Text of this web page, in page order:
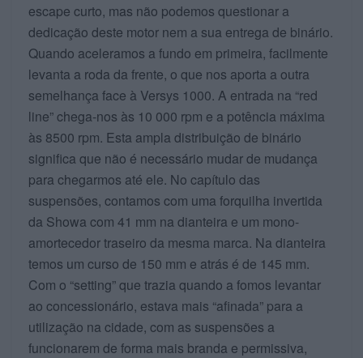
escape curto, mas não podemos questionar a
dedicação deste motor nem a sua entrega de binário.
Quando aceleramos a fundo em primeira, facilmente
levanta a roda da frente, o que nos aporta a outra
semelhança face à Versys 1000. A entrada na “red
line” chega-nos às 10 000 rpm e a potência máxima
às 8500 rpm. Esta ampla distribuição de binário
significa que não é necessário mudar de mudança
para chegarmos até ele. No capítulo das
suspensões, contamos com uma forquilha invertida
da Showa com 41 mm na dianteira e um mono-
amortecedor traseiro da mesma marca. Na dianteira
temos um curso de 150 mm e atrás é de 145 mm.
Com o “setting” que trazia quando a fomos levantar
ao concessionário, estava mais “afinada” para a
utilização na cidade, com as suspensões a
funcionarem de forma mais branda e permissiva,